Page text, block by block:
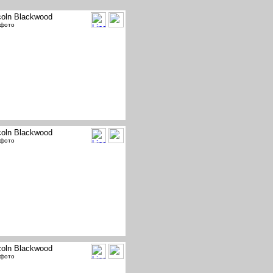
Blackwood
Blackwood
Blackwood